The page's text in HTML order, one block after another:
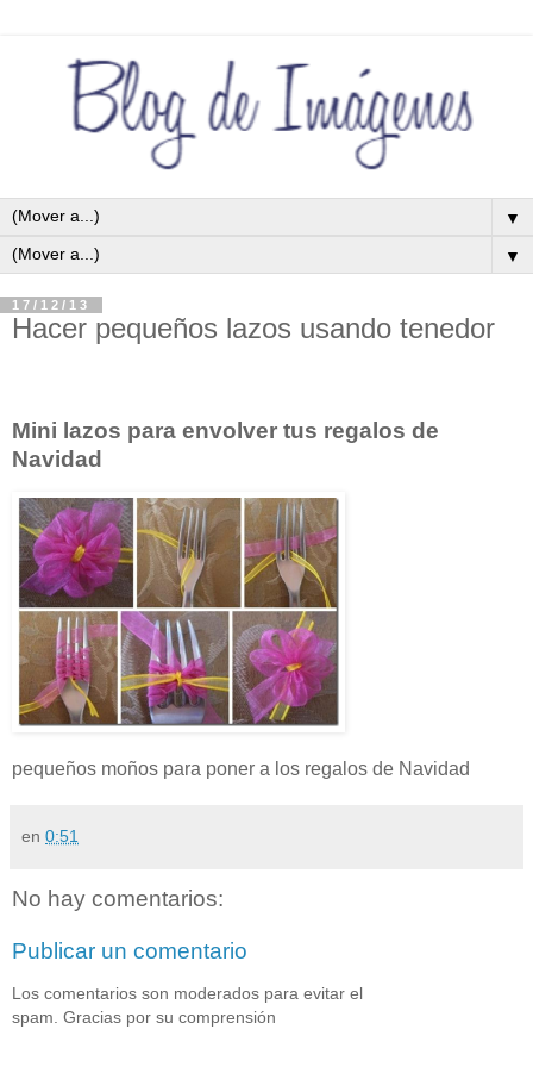
▼
▼
17/12/13
Hacer pequeños lazos usando tenedor
Mini lazos para envolver tus regalos de
Navidad
pequeños moños para poner a los regalos de Navidad
en 0:51
No hay comentarios:
Publicar un comentario
Los comentarios son moderados para evitar el
spam. Gracias por su comprensión